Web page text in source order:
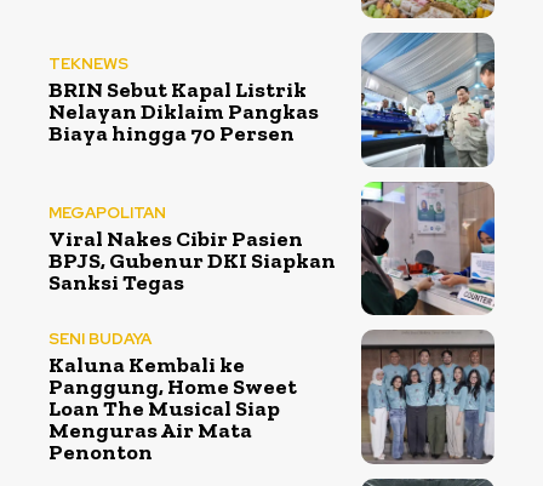
TEKNEWS
BRIN Sebut Kapal Listrik
Nelayan Diklaim Pangkas
Biaya hingga 70 Persen
MEGAPOLITAN
Viral Nakes Cibir Pasien
BPJS, Gubenur DKI Siapkan
Sanksi Tegas
SENI BUDAYA
Kaluna Kembali ke
Panggung, Home Sweet
Loan The Musical Siap
Menguras Air Mata
Penonton